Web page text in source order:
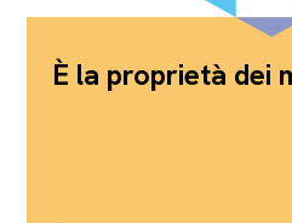
È la proprietà dei